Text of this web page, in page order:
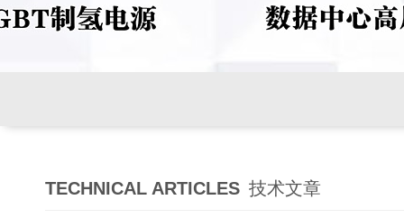
TECHNICAL ARTICLES 技术文章